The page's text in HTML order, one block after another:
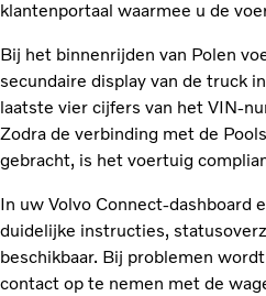
klantenportaal waarmee u de
Bij het binnenrijden van Polen
secundaire display van de truck
laatste vier cijfers van het VIN-
Zodra de verbinding met de
gebracht, is het voertuig
In uw Volvo Connect-dashboard
duidelijke instructies,
beschikbaar. Bij problemen
contact op te nemen met de